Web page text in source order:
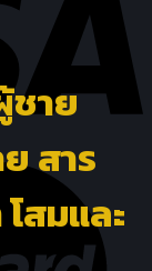
ชาย
สาร
สมและ